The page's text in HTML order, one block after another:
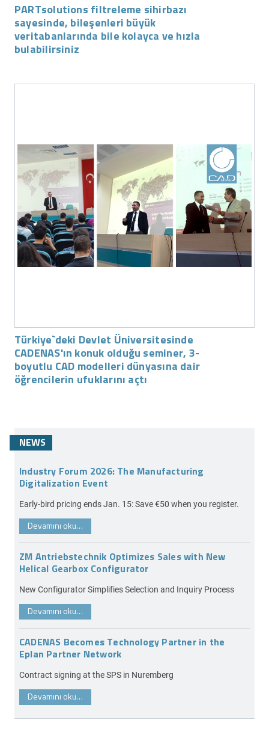
PARTsolutions filtreleme sihirbazı
sayesinde, bileşenleri büyük
veritabanlarında bile kolayca ve hızla
bulabilirsiniz
Türkiye`deki Devlet Üniversitesinde
CADENAS'ın konuk olduğu seminer, 3-
boyutlu CAD modelleri dünyasına dair
öğrencilerin ufuklarını açtı
NEWS
Industry Forum 2026: The Manufacturing
Digitalization Event
Early-bird pricing ends Jan. 15: Save €50 when you register.
Devamını oku…
ZM Antriebstechnik Optimizes Sales with New
Helical Gearbox Configurator
New Configurator Simplifies Selection and Inquiry Process
Devamını oku…
CADENAS Becomes Technology Partner in the
Eplan Partner Network
Contract signing at the SPS in Nuremberg
Devamını oku…